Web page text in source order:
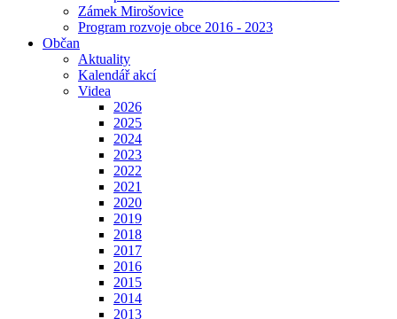
Zámek Mirošovice
Program rozvoje obce 2016 - 2023
Občan
Aktuality
Kalendář akcí
Videa
2026
2025
2024
2023
2022
2021
2020
2019
2018
2017
2016
2015
2014
2013